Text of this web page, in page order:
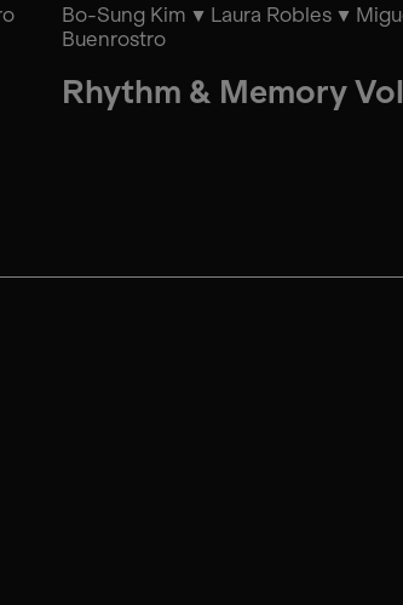
Bo-Sung Kim Laura Robles
Buenrostro
Rhythm & Memory